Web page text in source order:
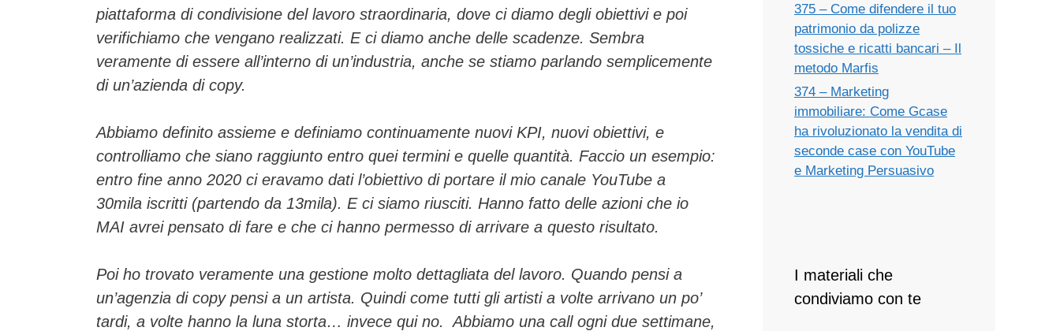
piattaforma di condivisione del lavoro straordinaria, dove ci diamo degli obiettivi e poi
verifichiamo che vengano realizzati. E ci diamo anche delle scadenze. Sembra
veramente di essere all’interno di un’industria, anche se stiamo parlando semplicemente
di un’azienda di copy.
Abbiamo definito assieme e definiamo continuamente nuovi KPI, nuovi obiettivi, e
controlliamo che siano raggiunto entro quei termini e quelle quantità. Faccio un esempio:
entro fine anno 2020 ci eravamo dati l’obiettivo di portare il mio canale YouTube a
30mila iscritti (partendo da 13mila). E ci siamo riusciti. Hanno fatto delle azioni che io
MAI avrei pensato di fare e che ci hanno permesso di arrivare a questo risultato.
Poi ho trovato veramente una gestione molto dettagliata del lavoro. Quando pensi a
un’agenzia di copy pensi a un artista. Quindi come tutti gli artisti a volte arrivano un po’
tardi, a volte hanno la luna storta… invece qui no. Abbiamo una call ogni due settimane,
375 – Come difendere il tuo
patrimonio da polizze
tossiche e ricatti bancari – Il
metodo Marfis
374 – Marketing
immobiliare: Come Gcase
ha rivoluzionato la vendita di
seconde case con YouTube
e Marketing Persuasivo
I materiali che
condiviamo con te